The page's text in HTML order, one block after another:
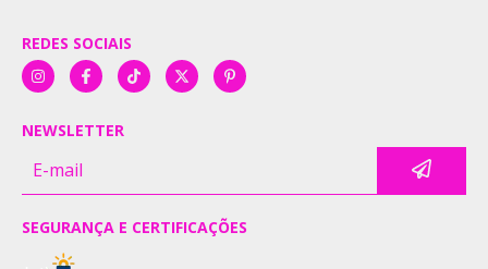
REDES SOCIAIS
NEWSLETTER
SEGURANÇA E CERTIFICAÇÕES